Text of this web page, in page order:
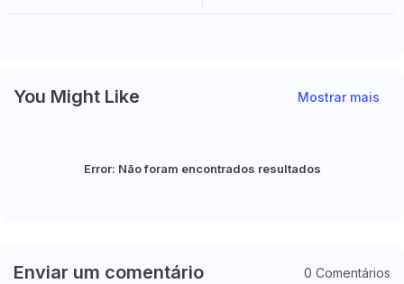
You Might Like Mostrar mais
Error: Não foram encontrados resultados
Enviar um comentário 0 Comentários